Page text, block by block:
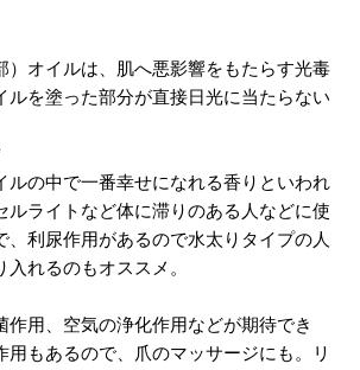
オイルは、肌へ悪影響をもたらす光毒
ルを塗った部分が直接日光に当たらない
ルの中で一番幸せになれる香りといわれ
ルライトなど体に滞りのある人などに使
、利尿作用があるので水太りタイプの人
れるのもオススメ。
作用、空気の浄化作用などが期待でき
用もあるので、爪のマッサージにも。リ